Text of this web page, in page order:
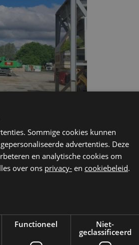
aan
eeuw. Het
Sommige cookies kunnen
advertenties. Deze
en analytische cookies om
over ons privacy- en cookiebeleid.
Functioneel
Niet-
geclassificeerd